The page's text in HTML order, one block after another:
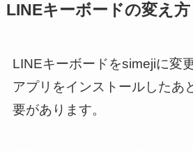
LINEキーボードの変え方
LINEキーボードをsimejiに変
アプリをインストールしたあ
要があります。